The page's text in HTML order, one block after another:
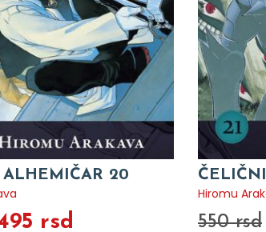
20
rsd
Hiromu
550 rsd